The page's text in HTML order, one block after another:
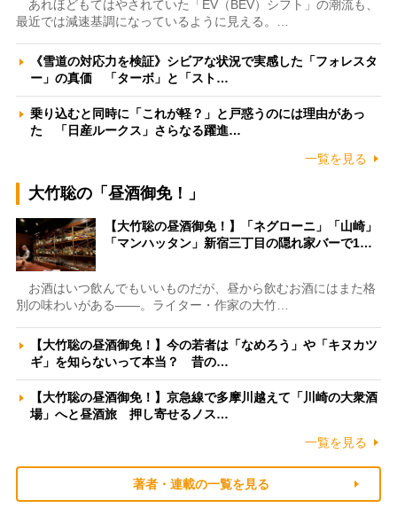
あれほどもてはやされていた「EV（BEV）シフト」の潮流も、
最近では減速基調になっているように見える。…
《雪道の対応力を検証》シビアな状況で実感した「フォレスタ
ー」の真価 「ターボ」と「スト…
乗り込むと同時に「これが軽？」と戸惑うのには理由があっ
た 「日産ルークス」さらなる躍進…
一覧を見る
大竹聡の「昼酒御免！」
【大竹聡の昼酒御免！】「ネグローニ」「山崎」
「マンハッタン」新宿三丁目の隠れ家バーで1…
お酒はいつ飲んでもいいものだが、昼から飲むお酒にはまた格
別の味わいがある――。ライター・作家の大竹…
【大竹聡の昼酒御免！】今の若者は「なめろう」や「キヌカツ
ギ」を知らないって本当？ 昔の…
【大竹聡の昼酒御免！】京急線で多摩川越えて「川崎の大衆酒
場」へと昼酒旅 押し寄せるノス…
一覧を見る
著者・連載の一覧を見る